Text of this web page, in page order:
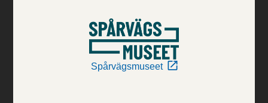
Spårvägsmuseet